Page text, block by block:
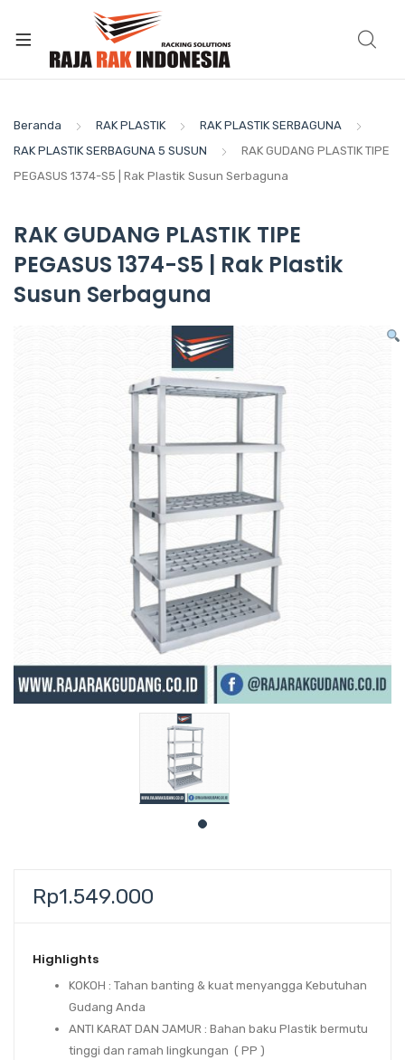
Beranda RAK PLASTIK
RAK PLASTIK SERBAGUNA
RAK PLASTIK SERBAGUNA 5 SUSUN
RAK GUDANG PLASTIK TIPE
PEGASUS 1374-S5 | Rak Plastik Susun Serbaguna
RAK GUDANG PLASTIK TIPE
PEGASUS 1374-S5 | Rak Plastik
Susun Serbaguna
Rp1.549.000
Highlights
KOKOH : Tahan banting & kuat menyangga Kebutuhan
Gudang Anda
ANTI KARAT DAN JAMUR : Bahan baku Plastik bermutu
tinggi dan ramah lingkungan ( PP )